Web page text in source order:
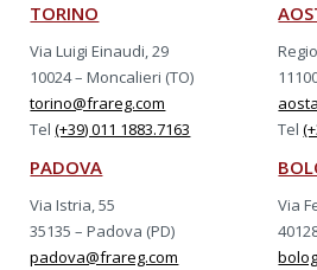
TORINO
Via Luigi Einaudi, 29
10024 – Moncalieri (TO)
torino@frareg.com
Tel(+39) 011 1883.7163
Tel
PADOVA
Via Istria, 55
35135 – Padova (PD)
padova@frareg.com
Via